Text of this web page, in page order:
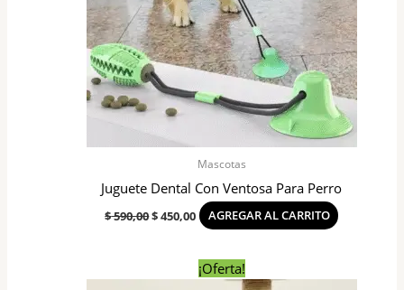
Mascotas
Juguete Dental Con Ventosa Para Perro
$590,00$450,00 AGREGAR AL CARRITO
¡Oferta!
precio
El
precio